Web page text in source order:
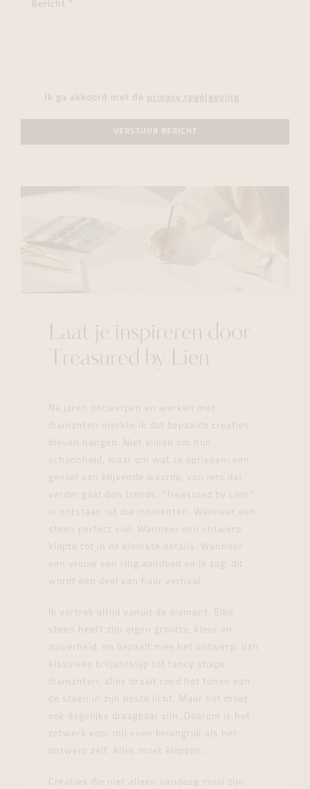
Ik ga akkoord met de privacy regelgeving
VERSTUUR BERICHT
Laat je inspireren door
Treasured by Lien
Na jaren ontwerpen en werken met
diamanten merkte ik dat bepaalde creaties
bleven hangen. Niet alleen om hun
schoonheid, maar om wat ze opriepen: een
gevoel van blijvende waarde, van iets dat
verder gaat dan trends. “Treasured by Lien”
is ontstaan uit die momenten. Wanneer een
steen perfect viel. Wanneer een ontwerp
klopte tot in de kleinste details. Wanneer
een vrouw een ring aandeed en je zag: dit
wordt een deel van haar verhaal.
Ik vertrek altijd vanuit de diamant. Elke
steen heeft zijn eigen grootte, kleur en
zuiverheid, en bepaalt mee het ontwerp. Van
klassieke briljantslijp tot fancy shape
diamanten, alles draait rond het tonen van
de steen in zijn beste licht. Maar het moet
ook dagelijks draagbaar zijn. Daarom is het
zetwerk voor mij even belangrijk als het
ontwerp zelf. Alles moet kloppen.
Creaties die niet alleen vandaag mooi zijn,